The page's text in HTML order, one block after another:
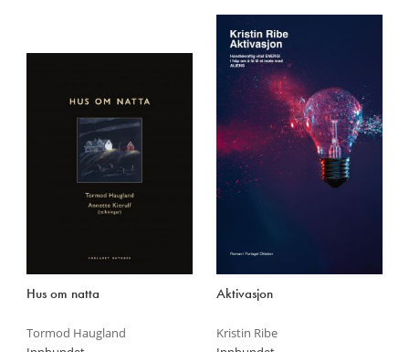
Hus om natta
Tormod Haugland
Aktivasjon
Kristin Ribe